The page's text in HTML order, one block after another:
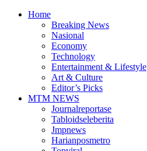
Home
Breaking News
Nasional
Economy
Technology
Entertainment & Lifestyle
Art & Culture
Editor’s Picks
MTM NEWS
Journalreportase
Tabloidseleberita
Jmpnews
Harianposmetro